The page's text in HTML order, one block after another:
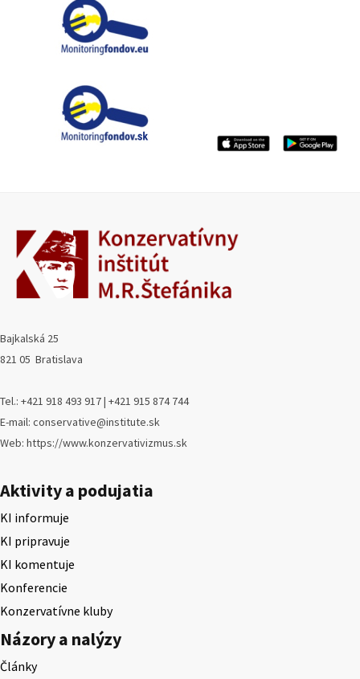
Bajkalská 25
821 05 Bratislava
Tel.: +421 918 493 917 | +421 915 874 744
E-mail: conservative@institute.sk
Web: https://www.konzervativizmus.sk
Aktivity a podujatia
KI informuje
KI pripravuje
KI komentuje
Konferencie
Konzervatívne kluby
Názory a nalýzy
Články